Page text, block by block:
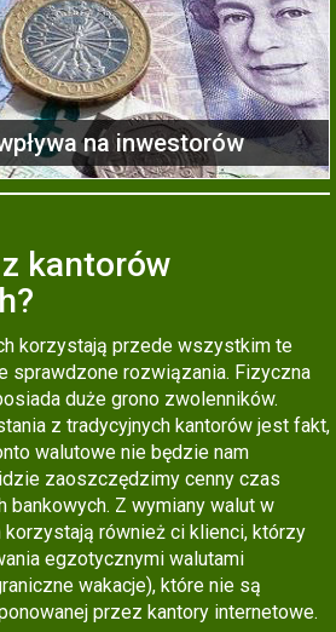
na inwestorów
za cenę wyrzeczeń
kantorów
korzystają przede wszystkim te
sprawdzone rozwiązania. Fizyczna
duże grono zwolenników.
z tradycyjnych kantorów jest fakt,
walutowe nie będzie nam
zaoszczędzimy cenny czas
bankowych. Z wymiany walut w
korzystają również ci klienci, którzy
egzotycznymi walutami
wakacje), które nie są
przez kantory internetowe.